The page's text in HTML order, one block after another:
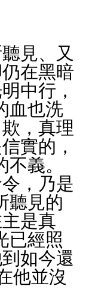
見、又
在黑暗
中行，
血也洗
，真理
實的，
義。
，乃是
聽見的
是真
已經照
如今還
他並沒